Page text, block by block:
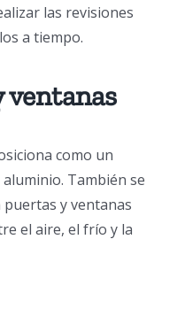
las revisiones
a tiempo.
como un
También se
puertas y ventanas
el aire, el frío y la